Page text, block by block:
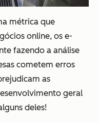
métrica que
online, os e-
fazendo a análise
cometem erros
as
geral
deles!